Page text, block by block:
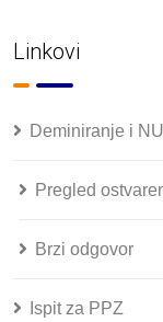
Linkovi
Deminiranje i
Pregled
Brzi odgovor
Ispit za PPZ